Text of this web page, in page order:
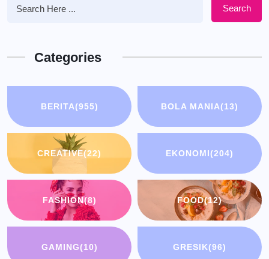
Search
Categories
BERITA(955) BOLA MANIA(13)
CREATIVE(22) EKONOMI(204)
FASHION(8) FOOD(12)
GAMING(10) GRESIK(96)